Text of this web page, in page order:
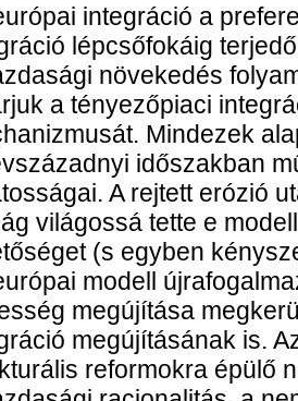
integráció a
lépcsőfokáig
növekedés
a tényezőpiaci
Mindezek
időszakban
A rejtett erózió
világossá tette e
(s egyben
modell
megújítása
megújításának is.
reformokra épülő